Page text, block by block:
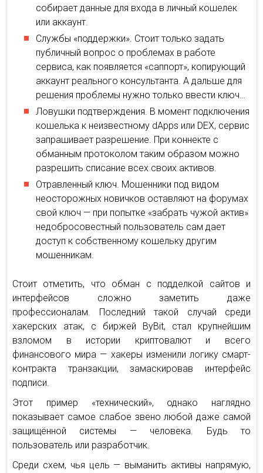
собирает данные для входа в личный кошелек
или аккаунт.
Службы «поддержки». Стоит только задать
публичный вопрос о проблемах в работе
сервиса, как появляется «саппорт», копирующий
аккаунт реального консультанта. А дальше для
решения проблемы нужно только ввести ключ…
Ловушки подтверждения. В момент подключения
кошелька к неизвестному dApps или DEX, сервис
запрашивает разрешение. При коннекте с
обманным протоколом таким образом можно
разрешить списание всех своих активов.
Отравленный ключ. Мошенники под видом
неосторожных новичков оставляют на форумах
свой ключ — при попытке «забрать чужой актив»
недобросовестный пользователь сам дает
доступ к собственному кошельку другим
мошенникам.
Стоит отметить, что обман с подделкой сайтов и
интерфейсов сложно заметить даже
профессионалам. Последний такой случай среди
хакерских атак, с биржей ByBit, стал крупнейшим
взломом в истории криптовалют и всего
финансового мира — хакеры изменили логику смарт-
контракта транзакции, замаскировав интерфейс
подписи.
Этот пример «технический», однако наглядно
показывает самое слабое звено любой даже самой
защищённой системы — человека. Будь то
пользователь или разработчик.
Среди схем, чья цель — выманить активы напрямую,